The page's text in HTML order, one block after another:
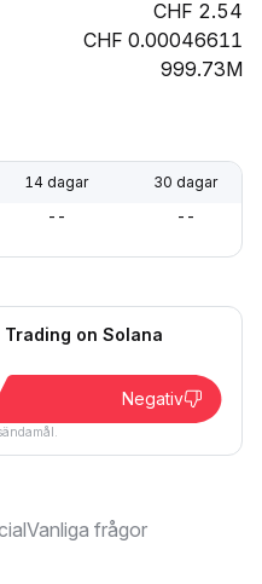
2.54
0.00046611
999.73M
14 dagar 30 dagar
-- --
on Solana
Negativ
Vanliga frågor